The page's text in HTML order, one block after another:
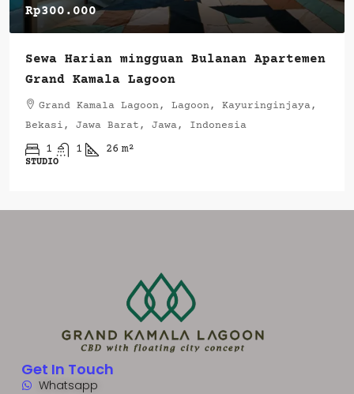
Rp300.000
Sewa Harian mingguan Bulanan Apartemen
Grand Kamala Lagoon
Grand Kamala Lagoon, Lagoon, Kayuringinjaya,
Bekasi, Jawa Barat, Jawa, Indonesia
1 1 26 m²
STUDIO
Get In Touch
Whatsapp